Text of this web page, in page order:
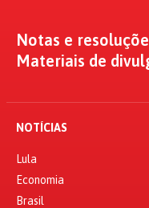
Notas e
Materiais de
NOTÍCIAS
Lula
Economia
Brasil